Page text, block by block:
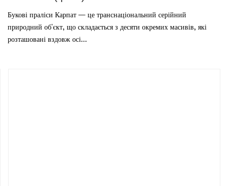
Букові праліси Карпат — це транснаціональний серійний
природний об'єкт, що складається з десяти окремих масивів, які
розташовані вздовж осі...